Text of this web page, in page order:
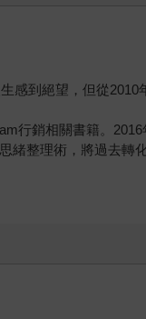
感到絕望，但從2010
行銷相關書籍。2016
緒整理術，將過去轉